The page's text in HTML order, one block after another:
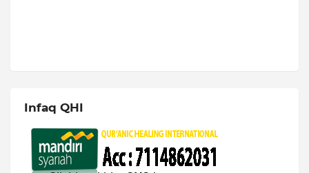
Infaq QHI